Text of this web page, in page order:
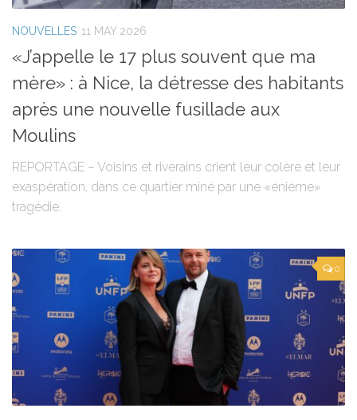
NOUVELLES 11 MAY 2026
«J’appelle le 17 plus souvent que ma
mère» : à Nice, la détresse des habitants
après une nouvelle fusillade aux
Moulins
REPORTAGE – Voisins et riverains crient leur colère et leur
exaspération, dans ce quartier miné par une «énième»
tragédie.
0